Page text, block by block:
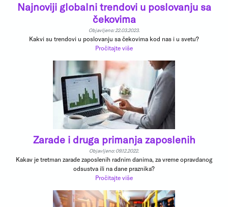
Najnoviji globalni trendovi u poslovanju sa
čekovima
Objavljeno: 22.03.2023.
Kakvi su trendovi u poslovanju sa čekovima kod nas i u svetu?
Pročitajte više
Zarade i druga primanja zaposlenih
Objavljeno: 09.12.2022.
Kakav je tretman zarade zaposlenih radnim danima, za vreme opravdanog
odsustva ili na dane praznika?
Pročitajte više